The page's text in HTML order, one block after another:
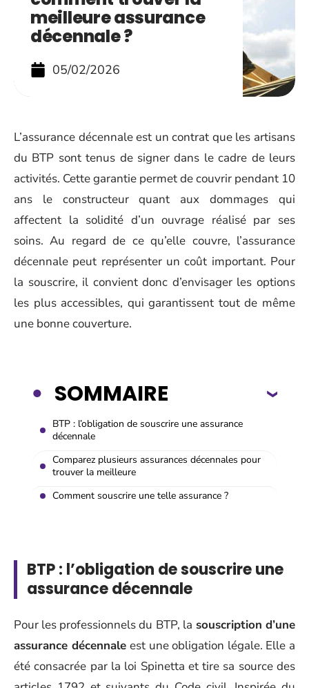
meilleure assurance
décennale ?
05/02/2026
L’assurance décennale est un contrat que les artisans
du BTP sont tenus de signer dans le cadre de leurs
activités. Cette garantie permet de couvrir pendant 10
ans le constructeur quant aux dommages qui
affectent la solidité d’un ouvrage réalisé par ses
soins. Au regard de ce qu’elle couvre, l’assurance
décennale peut représenter un coût important. Pour
la souscrire, il convient donc d’envisager les options
les plus accessibles, qui garantissent tout de même
une bonne couverture.
SOMMAIRE
BTP : l’obligation de souscrire une assurance
décennale
Comparez plusieurs assurances décennales pour
trouver la meilleure
Comment souscrire une telle assurance ?
BTP : l’obligation de souscrire une
assurance décennale
Pour les professionnels du BTP, la souscription d’une
assurance décennaleest une obligation légale. Elle a
été consacrée par la loi Spinetta et tire sa source des